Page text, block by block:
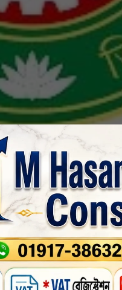
খুলনায় গতকাল সকাল ১১টায় খুলনা
প্রধান অতিথি ছিলেন আনসার ও
এম আজিম উদ্দিন ও পরিচালক খুলনা
প্রধান অতিথি
এই শ্রেণীর লোকদেরকে বাদ দিয়ে
ও গ্রাম প্রতিরক্ষা বাহিনী
ফর ফ্রিল্যান্সিং) শিক্ষা গ্রহণ
সৃষ্টি করাই এই প্রশিক্ষণের
জীবনে কাজে লাগিয়ে নিজেরা